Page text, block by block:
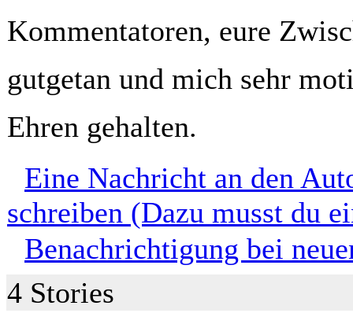
Kommentatoren, eure
gutgetan und mich sehr
Ehren gehalten.
Eine Nachricht an den
schreiben (Dazu musst du
Benachrichtigung bei
4 Stories